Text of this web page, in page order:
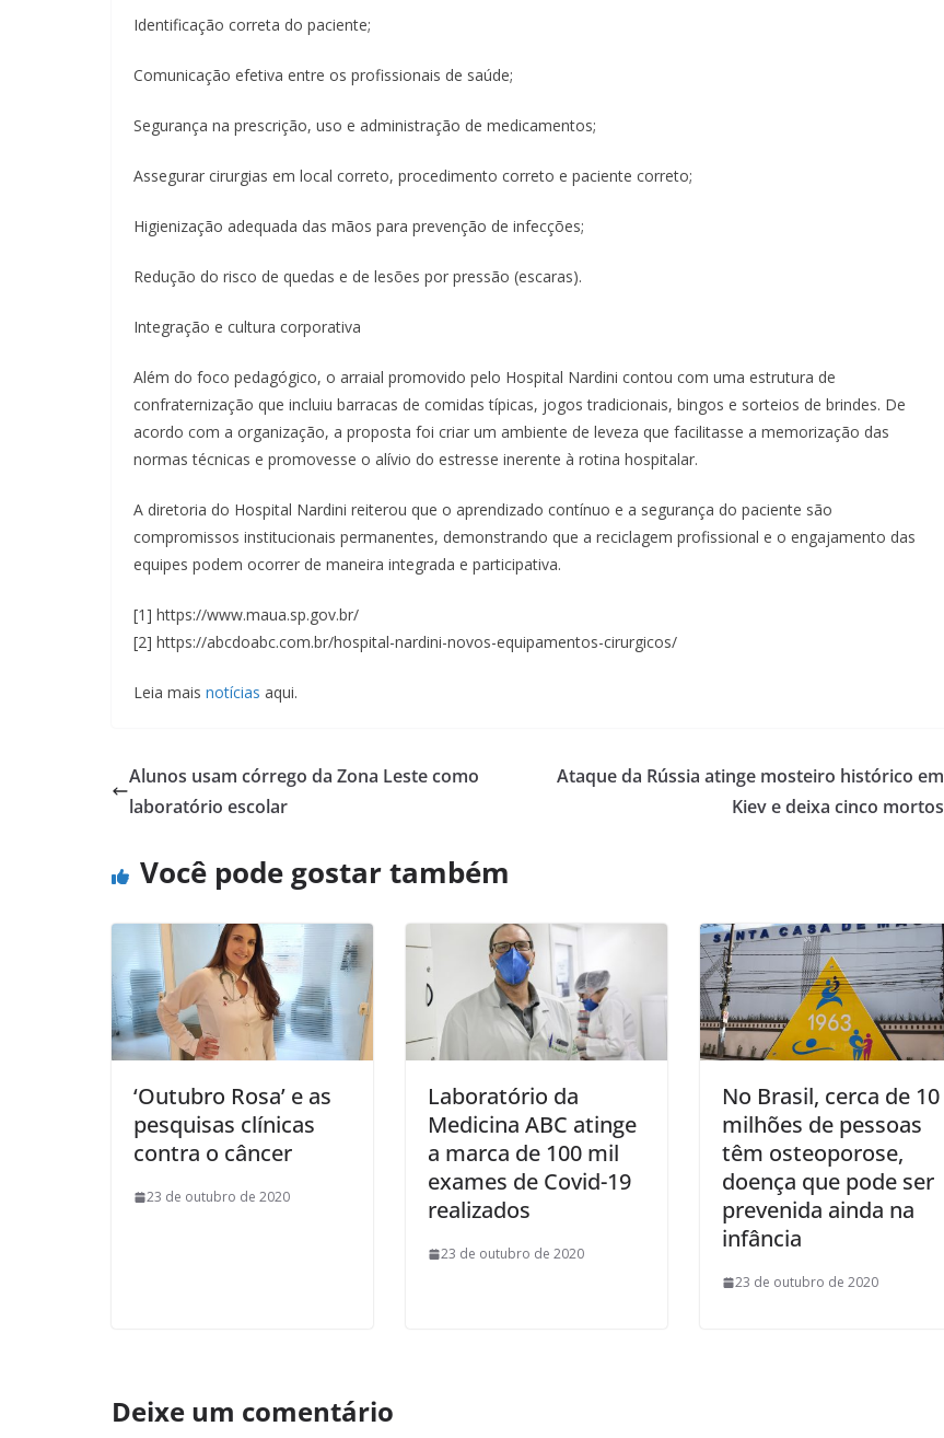
Identificação correta do paciente;
Comunicação efetiva entre os profissionais de saúde;
Segurança na prescrição, uso e administração de medicamentos;
Assegurar cirurgias em local correto, procedimento correto e paciente correto;
Higienização adequada das mãos para prevenção de infecções;
Redução do risco de quedas e de lesões por pressão (escaras).
Integração e cultura corporativa
Além do foco pedagógico, o arraial promovido pelo Hospital Nardini contou com uma estrutura de
confraternização que incluiu barracas de comidas típicas, jogos tradicionais, bingos e sorteios de brindes. De
acordo com a organização, a proposta foi criar um ambiente de leveza que facilitasse a memorização das
normas técnicas e promovesse o alívio do estresse inerente à rotina hospitalar.
A diretoria do Hospital Nardini reiterou que o aprendizado contínuo e a segurança do paciente são
compromissos institucionais permanentes, demonstrando que a reciclagem profissional e o engajamento das
equipes podem ocorrer de maneira integrada e participativa.
[1] https://www.maua.sp.gov.br/
[2] https://abcdoabc.com.br/hospital-nardini-novos-equipamentos-cirurgicos/
Leia mais notícias aqui.
Alunos usam córrego da Zona Leste como
laboratório escolar
Ataque da Rússia atinge mosteiro histórico em
Kiev e deixa cinco mortos
Você pode gostar também
‘Outubro Rosa’ e as
pesquisas clínicas
contra o câncer
23 de outubro de 2020
Laboratório da
Medicina ABC atinge
a marca de 100 mil
exames de Covid-19
realizados
23 de outubro de 2020
No Brasil, cerca de 10
milhões de pessoas
têm osteoporose,
doença que pode ser
prevenida ainda na
infância
23 de outubro de 2020
Deixe um comentário